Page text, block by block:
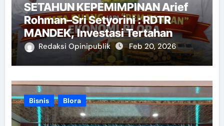
SETAHUN KEPEMIMPINAN Arief
Rohman–Sri Setyorini : RDTR
MANDEK, Investasi Tertahan
Redaksi Opinipublik Feb 20, 2026
Bisnis Blora